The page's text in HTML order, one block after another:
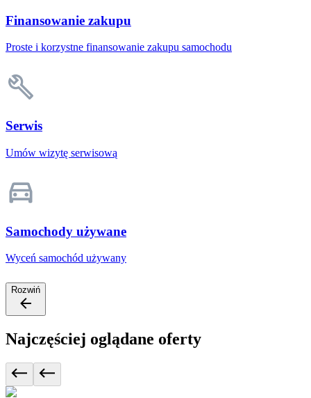
Finansowanie zakupu
Proste i korzystne finansowanie zakupu samochodu
Serwis
Umów wizytę serwisową
Samochody używane
Wyceń samochód używany
Rozwiń
Najczęściej oglądane oferty